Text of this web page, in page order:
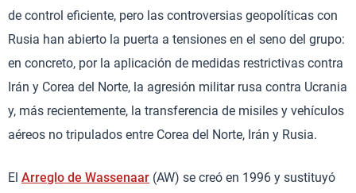
de control eficiente, pero las controversias geopolíticas con
Rusia han abierto la puerta a tensiones en el seno del grupo:
en concreto, por la aplicación de medidas restrictivas contra
Irán y Corea del Norte, la agresión militar rusa contra Ucrania
y, más recientemente, la transferencia de misiles y vehículos
aéreos no tripulados entre Corea del Norte, Irán y Rusia.
El Arreglo de Wassenaar (AW) se creó en 1996 y sustituyó